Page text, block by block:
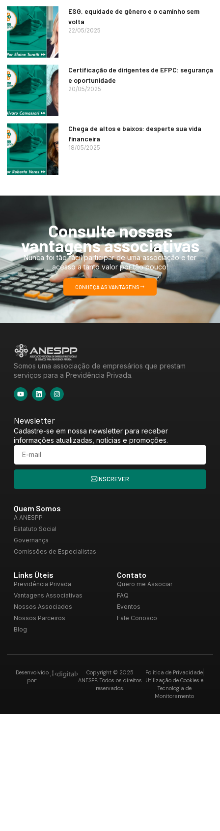
ESG, equidade de gênero e o caminho sem
volta
22/05/2025
Certificação de dirigentes de EFPC: segurança
e oportunidade
20/05/2025
Chega de altos e baixos: desperte sua vida
financeira
18/05/2025
Consulte nossas
vantagens associativas
Nunca foi tão fácil participar de uma associação e ter
acesso a tanto valor por tão pouco!
CONHEÇA AS VANTAGENS
Somos uma associação de empresários que prestam
serviços para a Previdência Privada.
Quem Somos
A ANESPP
Estatuto Social
Governança
Comissões de Especialistas
Links Úteis
Previdência Privada
Vantagens Associativas
Nossos Associados
Nossos Parceiros
Blog
Contato
Quero me Associar
FAQ
Eventos
Fale Conosco
Newsletter
Cadastre-se em nossa newsletter para receber
informações atualizadas, notícias e promoções.
INSCREVER
Copyright © 2025
ANESPP, Todos os direitos
reservados.
Desenvolvido
por:
Política de Privacidade
Utilização de Cookies e
Tecnologia de
Monitoramento